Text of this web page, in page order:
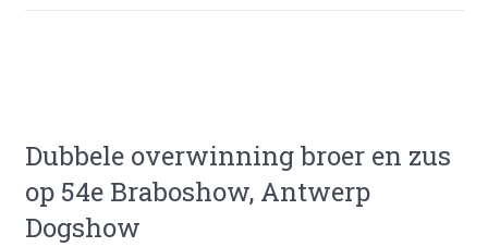
Dubbele overwinning broer en zus
op 54e Braboshow, Antwerp
Dogshow